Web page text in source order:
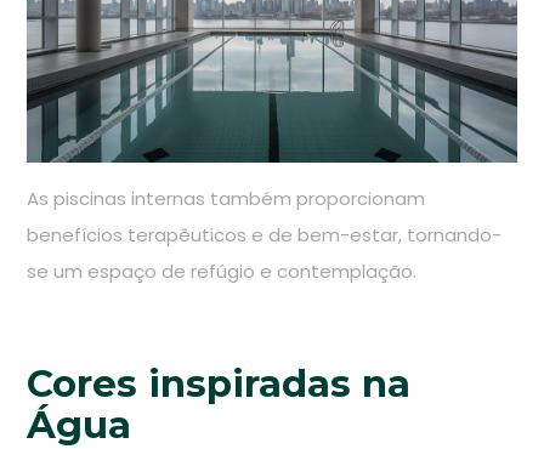
As piscinas internas também proporcionam
benefícios terapêuticos e de bem-estar, tornando-
se um espaço de refúgio e contemplação.
Cores inspiradas na
Água